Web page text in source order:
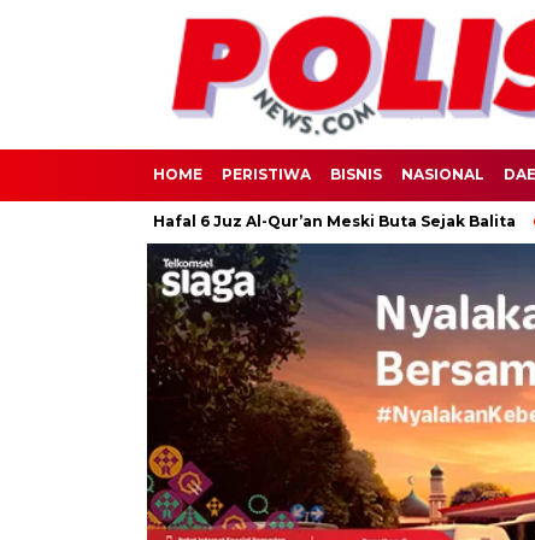
HOME PERISTIWA BISNIS NASIONAL
(9) Hafal 6 Juz Al-Qur’an Meski Buta Sejak Balita